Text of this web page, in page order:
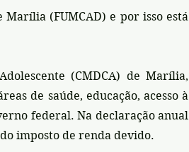
(FUMCAD) e por isso está
(CMDCA) de Marília,
de saúde, educação, acesso à
federal. Na declaração anual
imposto de renda devido.